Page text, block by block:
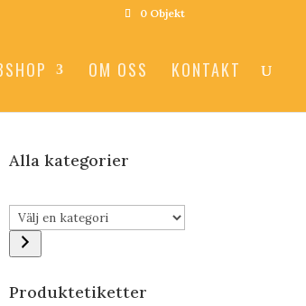
0 Objekt
OM OSS KONTAKT
Alla kategorier
Välj
en
kategori
Produktetiketter